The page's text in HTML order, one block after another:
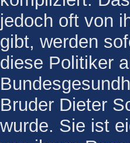
jedoch oft von
gibt, werden
diese Politiker
Bruder Dieter
wurde. Sie ist